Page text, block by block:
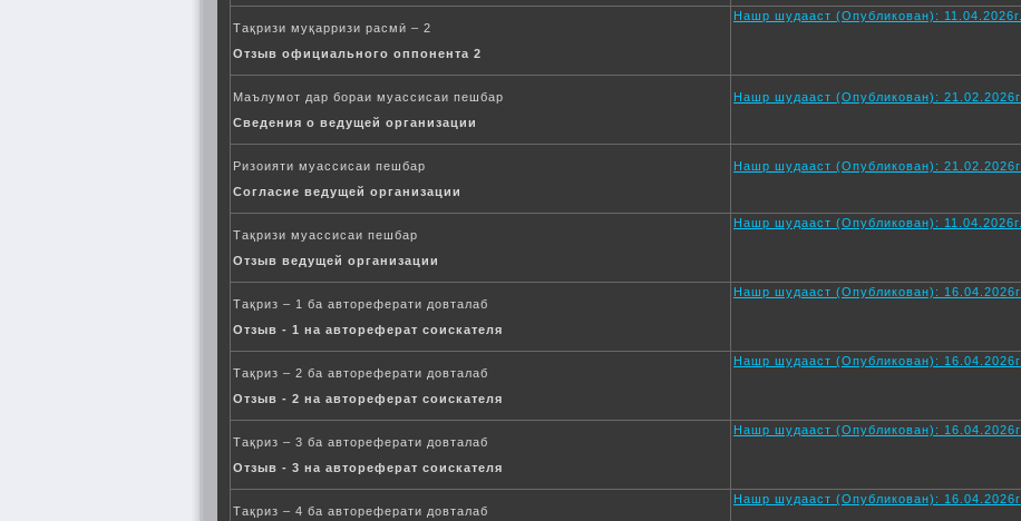
Тақризи муқарризи расмӣ – 2
Отзыв официального оппонента 2
Нашр шудааст (Опубликован): 11.04.2026г.
Маълумот дар бораи муассисаи пешбар
Сведения о ведущей организации
Нашр шудааст (Опубликован): 21.02.2026г.
Ризоияти муассисаи пешбар
Согласие ведущей организации
Нашр шудааст (Опубликован): 21.02.2026г.
Тақризи муассисаи пешбар
Отзыв ведущей организации
Нашр шудааст (Опубликован): 11.04.2026г.
Тақриз – 1 ба автореферати довталаб
Отзыв - 1 на автореферат соискателя
Нашр шудааст (Опубликован): 16.04.2026г.
Тақриз – 2 ба автореферати довталаб
Отзыв - 2 на автореферат соискателя
Нашр шудааст (Опубликован): 16.04.2026г.
Тақриз – 3 ба автореферати довталаб
Отзыв - 3 на автореферат соискателя
Нашр шудааст (Опубликован): 16.04.2026г.
Тақриз – 4 ба автореферати довталаб
Нашр шудааст (Опубликован): 16.04.2026г.